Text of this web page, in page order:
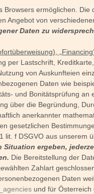
ermöglichen.
Angebot von
Daten zu
per Lastschrift,
von Auskunfteien
Daten wie
und Bonitätsprüfung
über die Begründung,
anerkannter
gesetzlichen
f DSGVO aus
ergeben,
Die Bereitstellung der
Zahlart
Daten
und für Österreich